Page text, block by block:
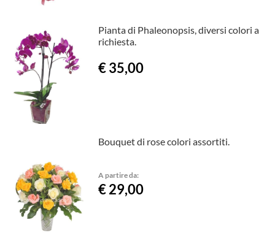
Pianta di Phaleonopsis, diversi colori a
richiesta.
€ 35,00
Bouquet di rose colori assortiti.
A partire da:
€ 29,00